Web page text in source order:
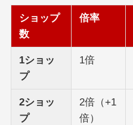
ショップ
数
倍率
1ショッ
プ
1倍
2ショッ
プ
2倍（+1
倍）